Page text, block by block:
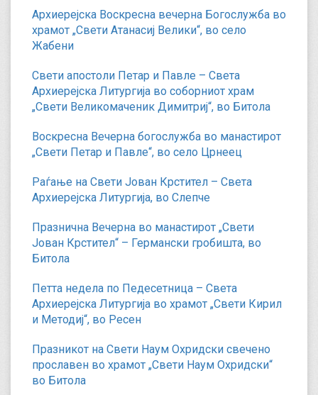
Архиерејска Воскресна вечерна Богослужба во
храмот „Свети Атанасиј Велики“, во село
Жабени
Свети апостоли Петар и Павле – Света
Архиерејска Литургија во соборниот храм
„Свети Великомаченик Димитриј“, во Битола
Воскресна Вечерна богослужба во манастирот
„Свети Петар и Павле“, во село Црнеец
Раѓање на Свети Јован Крстител – Света
Архиерејска Литургија, во Слепче
Празнична Вечерна во манастирот „Свети
Јован Крстител“ – Германски гробишта, во
Битола
Петта недела по Педесетница – Света
Архиерејска Литургија во храмот „Свети Кирил
и Методиј“, во Ресен
Празникот на Свети Наум Охридски свечено
прославен во храмот „Свети Наум Охридски“
во Битола